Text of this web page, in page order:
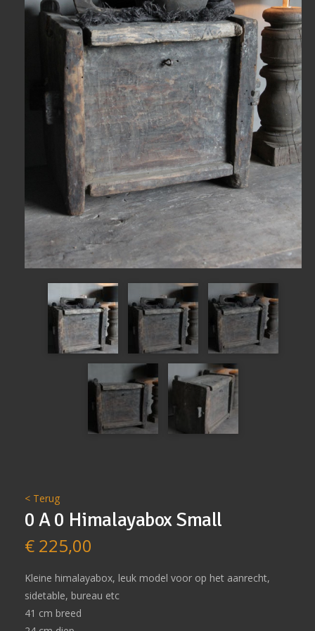
< Terug
0 A 0 Himalayabox Small
€225,00
Kleine himalayabox, leuk model voor op het aanrecht,
sidetable, bureau etc
41 cm breed